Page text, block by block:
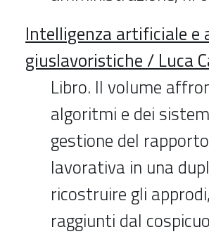
Intelligenza artificiale
giuslavoristiche / Luca
Libro. Il volume
algoritmi e dei
gestione del
lavorativa in una
ricostruire gli
raggiunti dal